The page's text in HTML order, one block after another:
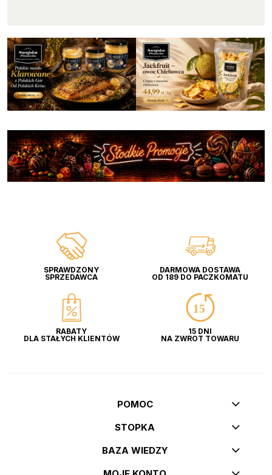
SPRAWDZONY
SPRZEDAWCA
DARMOWA DOSTAWA
OD 189 DO PACZKOMATU
RABATY
DLA STAŁYCH KLIENTÓW
15 DNI
NA ZWROT TOWARU
POMOC
STOPKA
BAZA WIEDZY